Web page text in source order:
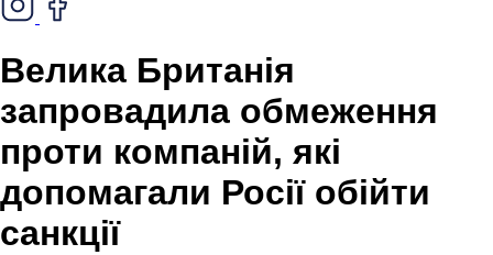
Велика Британія
запровадила обмеження
проти компаній, які
допомагали Росії обійти
санкції